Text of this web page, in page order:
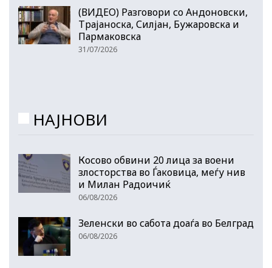
(ВИДЕО) Разговори со Андоновски,
Трајаноска, Силјан, Бужаровска и
Пармаковска
31/07/2026
НАЈНОВИ
Косово обвини 20 лица за воени
злосторства во Ѓаковица, меѓу нив
и Милан Радоичиќ
06/08/2026
Зеленски во сабота доаѓа во Белград
06/08/2026